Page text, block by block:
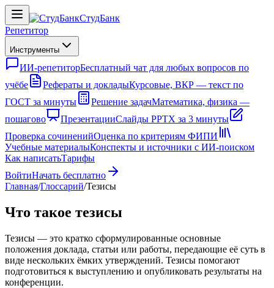
СтудБанк
Репетитор
Инструменты
ИИ-репетиторБесплатный чат для любых вопросов по
учёбе
Рефераты и докладыКурсовые, ВКР — текст по
ГОСТ за минуты
Решение задачМатематика, физика —
пошагово
ПрезентацииСлайды PPTX за 3 минуты
Проверка сочиненийОценка по критериям ФИПИ
Учебные материалыКонспекты и источники с ИИ-поиском
Как написатьТарифы
ВойтиНачать бесплатно
Главная/Глоссарий/Тезисы
Что такое тезисы
Тезисы — это кратко сформулированные основные
положения доклада, статьи или работы, передающие её суть в
виде нескольких ёмких утверждений. Тезисы помогают
подготовиться к выступлению и опубликовать результаты на
конференции.